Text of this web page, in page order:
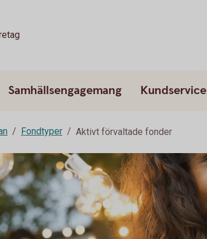
Samhällsengagemang Kundservice
Fondtyper Aktivt förvaltade fonder